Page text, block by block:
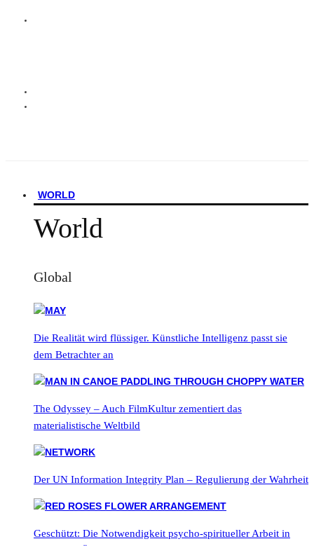
WORLD
World
Global
Die Realität wird flüssiger. Künstliche Intelligenz passt sie
dem Betrachter an
The Odyssey – Auch FilmKultur zementiert das
materialistische Weltbild
Der UN Information Integrity Plan – Regulierung der Wahrheit
Geschützt: Die Notwendigkeit psycho-spiritueller Arbeit in